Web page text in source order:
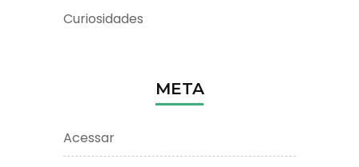
Curiosidades
META
Acessar